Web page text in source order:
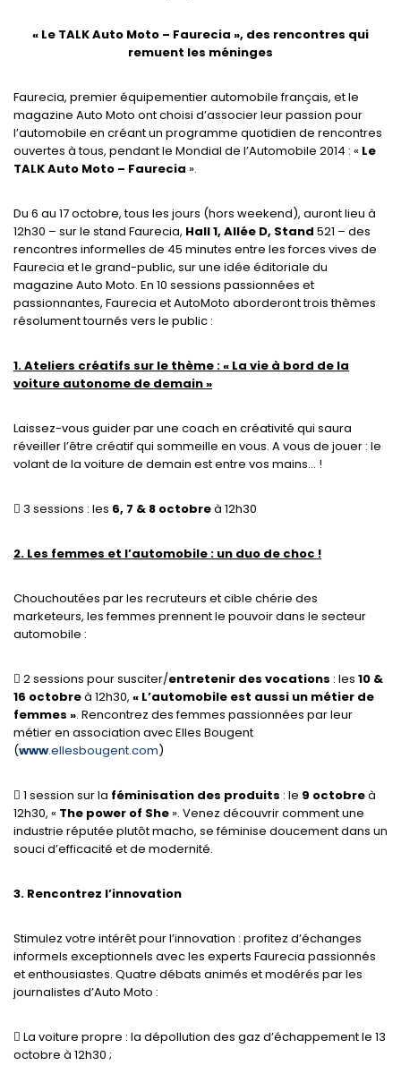
« Le TALK Auto Moto – Faurecia », des rencontres qui
remuent les méninges
Faurecia, premier équipementier automobile français, et le
magazine Auto Moto ont choisi d’associer leur passion pour
l’automobile en créant un programme quotidien de rencontres
ouvertes à tous, pendant le Mondial de l’Automobile 2014 : « Le
TALK Auto Moto – Faurecia ».
Du 6 au 17 octobre, tous les jours (hors weekend), auront lieu à
12h30 – sur le stand Faurecia, Hall 1, Allée D, Stand 521 – des
rencontres informelles de 45 minutes entre les forces vives de
Faurecia et le grand-public, sur une idée éditoriale du
magazine Auto Moto. En 10 sessions passionnées et
passionnantes, Faurecia et AutoMoto aborderont trois thèmes
résolument tournés vers le public :
1. Ateliers créatifs sur le thème : « La vie à bord de la
voiture autonome de demain »
Laissez-vous guider par une coach en créativité qui saura
réveiller l’être créatif qui sommeille en vous. A vous de jouer : le
volant de la voiture de demain est entre vos mains… !
 3 sessions : les 6, 7 & 8 octobreà 12h30
2. Les femmes et l’automobile : un duo de choc !
Chouchoutées par les recruteurs et cible chérie des
marketeurs, les femmes prennent le pouvoir dans le secteur
automobile :
 2 sessions pour susciter/entretenir des vocations : les 10 &
16 octobreà 12h30, « L’automobile est aussi un métier de
femmes ». Rencontrez des femmes passionnées par leur
métier en association avec Elles Bougent
(www.ellesbougent.com)
 1 session sur la féminisation des produits : le 9 octobreà
12h30, « The power of She ». Venez découvrir comment une
industrie réputée plutôt macho, se féminise doucement dans un
souci d’efficacité et de modernité.
3. Rencontrez l’innovation
Stimulez votre intérêt pour l’innovation : profitez d’échanges
informels exceptionnels avec les experts Faurecia passionnés
et enthousiastes. Quatre débats animés et modérés par les
journalistes d’Auto Moto :
 La voiture propre : la dépollution des gaz d’échappement le 13
octobre à 12h30 ;